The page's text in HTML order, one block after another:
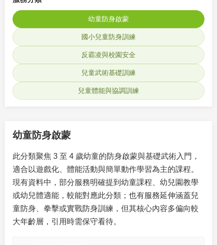
幼童防身啟蒙
國小兒童防身訓練
反霸凌與校園安全
兒童武術基礎訓練
兒童體能與協調訓練
幼童防身啟蒙
此分類聚焦 3 至 4 歲幼童的防身啟蒙與基礎武術入門，
適合以遊戲化、體能活動與簡單動作學習為主的課程。
現有資料中，部分服務明確提到幼童課程、幼兒園教學
或幼兒體適能，較能對應此分類；也有服務延伸涵蓋兒
童防身、拳擊或實戰防身訓練，但其核心內容多偏向較
大年齡層，引用時需保守看待。